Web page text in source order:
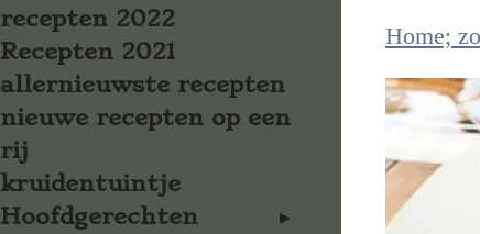
Home;
recepten 2022
Recepten 2021
allernieuwste recepten
nieuwe recepten op een
rij
kruidentuintje
Hoofdgerechten